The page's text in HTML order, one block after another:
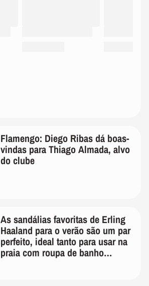
Flamengo: Diego Ribas dá boas-
vindas para Thiago Almada, alvo
do clube
As sandálias favoritas de Erling
Haaland para o verão são um par
perfeito, ideal tanto para usar na
praia com roupa de banho